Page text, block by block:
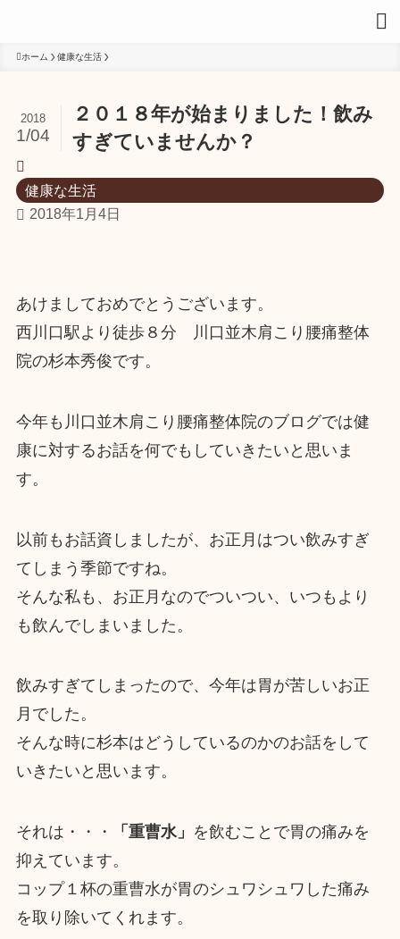
ホーム 健康な生活
２０１８年が始まりました！飲み
すぎていませんか？
2018
1/04
健康な生活
2018年1月4日
あけましておめでとうございます。
西川口駅より徒歩８分 川口並木肩こり腰痛整体
院の杉本秀俊です。
今年も川口並木肩こり腰痛整体院のブログでは健
康に対するお話を何でもしていきたいと思いま
す。
以前もお話資しましたが、お正月はつい飲みすぎ
てしまう季節ですね。
そんな私も、お正月なのでついつい、いつもより
も飲んでしまいました。
飲みすぎてしまったので、今年は胃が苦しいお正
月でした。
そんな時に杉本はどうしているのかのお話をして
いきたいと思います。
それは・・・ 「重曹水」 を飲むことで胃の痛みを
抑えています。
コップ１杯の重曹水が胃のシュワシュワした痛み
を取り除いてくれます。